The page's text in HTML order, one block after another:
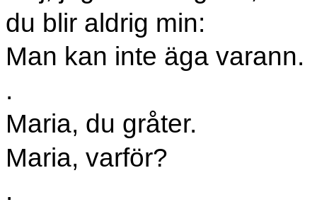
du blir aldrig min:
Man kan inte äga varann.
.
Maria, du gråter.
Maria, varför?
.